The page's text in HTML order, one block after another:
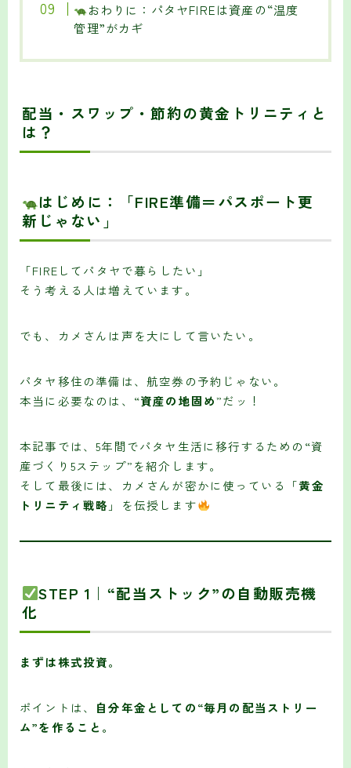
おわりに：パタヤFIREは資産の“温度
管理”がカギ
配当・スワップ・節約の黄金トリニティと
は？
はじめに：「FIRE準備＝パスポート更
新じゃない」
「FIREしてパタヤで暮らしたい」
そう考える人は増えています。
でも、カメさんは声を大にして言いたい。
パタヤ移住の準備は、航空券の予約じゃない。
本当に必要なのは、“資産の地固め”だッ！
本記事では、5年間でパタヤ生活に移行するための“資
産づくり5ステップ”を紹介します。
そして最後には、カメさんが密かに使っている「黄金
トリニティ戦略 」を伝授します
STEP 1｜“配当ストック”の自動販売機
化
まずは株式投資。
ポイントは、 自分年金としての“毎月の配当ストリー
ム”を作ること。